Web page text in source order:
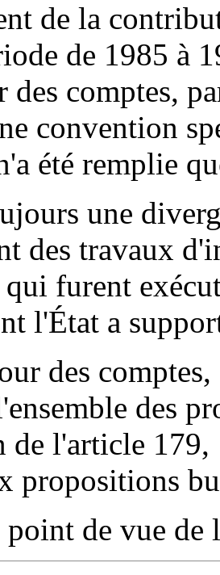
de la
de 1985 à
des comptes,
convention
été remplie
une
des travaux
furent
l'État a
des
des
de l'article
propositions
point de vue de